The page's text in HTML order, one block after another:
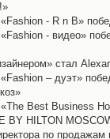
- R n B»
- видео»
стал
– дуэт»
Best Business
BY HILTON
по продажам